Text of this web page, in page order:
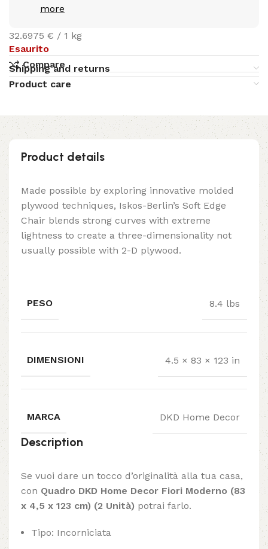
more
32.6975 € / 1 kg
Esaurito
Compare
Shipping and returns
Product care
Product details
Made possible by exploring innovative molded
plywood techniques, Iskos-Berlin’s Soft Edge
Chair blends strong curves with extreme
lightness to create a three-dimensionality not
usually possible with 2-D plywood.
PESO 8.4 lbs
DIMENSIONI 4.5 × 83 × 123 in
MARCA DKD Home Decor
Description
Se vuoi dare un tocco d’originalità alla tua casa,
con Quadro DKD Home Decor Fiori Moderno (83
x 4,5 x 123 cm) (2 Unità) potrai farlo.
Tipo: Incorniciata